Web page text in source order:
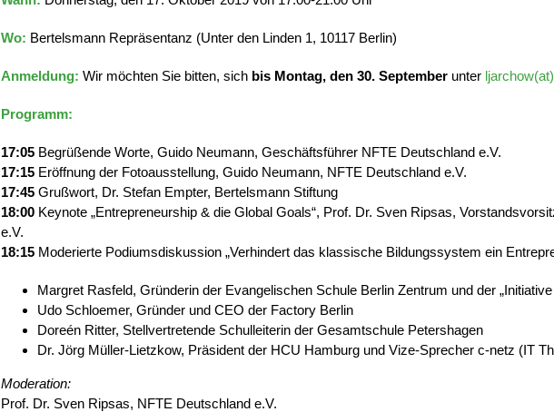
Wo: Bertelsmann Repräsentanz (Unter den Linden 1, 10117 Berlin)
Anmeldung: Wir möchten Sie bitten, sich bis Montag, den 30. September unter
Programm:
17:05 Begrüßende Worte, Guido Neumann, Geschäftsführer NFTE Deutschland e.V.
17:15 Eröffnung der Fotoausstellung, Guido Neumann, NFTE Deutschland e.V.
17:45 Grußwort, Dr. Stefan Empter, Bertelsmann Stiftung
18:00 Keynote „Entrepreneurship & die Global Goals“, Prof. Dr. Sven Ripsas,
e.V.
18:15 Moderierte Podiumsdiskussion „Verhindert das klassische Bildungssystem ein
Margret Rasfeld, Gründerin der Evangelischen Schule Berlin Zentrum und der
Udo Schloemer, Gründer und CEO der Factory Berlin
Doreén Ritter, Stellvertretende Schulleiterin der Gesamtschule Petershagen
Dr. Jörg Müller-Lietzkow, Präsident der HCU Hamburg und Vize-Sprecher c-netz (IT
Moderation:
Prof. Dr. Sven Ripsas, NFTE Deutschland e.V.